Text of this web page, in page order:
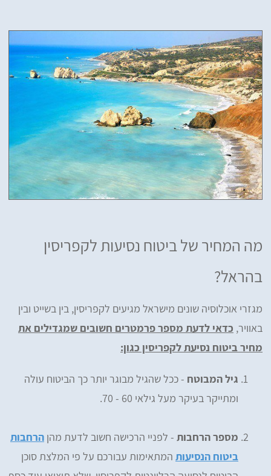
מה המחיר של ביטוח נסיעות לקפריסין
בהראל?
מגזרי אוכלוסיה שונים מישראל מגיעים לקפריסין, בין בשייט ובין
באוויר, כדאי לדעת מספר פרמטרים חשובים שמגדילים את
מחיר ביטוח נסיעת לקפריסין כגון:
גיל המבוטח - ככל שהגיל מבוגר יותר כך הביטוח עולה
ומתייקר בעיקר מעל גילאי 60 - 70.
מספר הרחבות - לפניי הרכישה חשוב לדעת מהן הרחבות
ביטוח הנסיעות המתאימות עבורכם על פי המלצת סוכן